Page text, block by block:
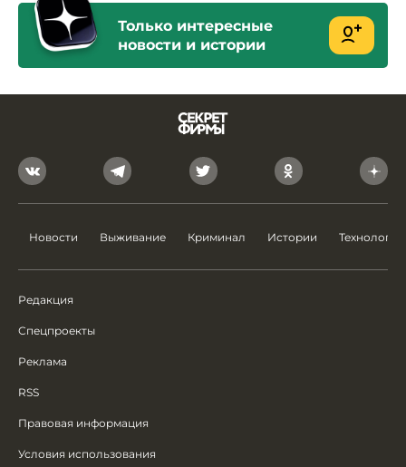
Только интересные
новости и истории
Новости Выживание Криминал Истории Технологии
Редакция
Спецпроекты
Реклама
RSS
Правовая информация
Условия использования